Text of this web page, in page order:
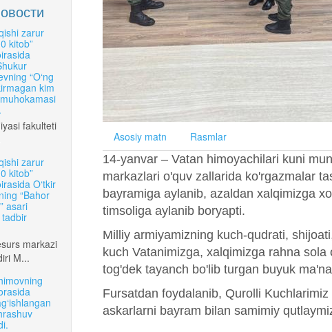
Asosiy matn
Rasmlar
14-yanvar – Vatan himoyachilari kuni
markazlari o'quv zallarida ko'rgazmalar
bayramiga aylanib, azaldan xalqimizga
timsoliga aylanib boryapti.
Milliy armiyamizning kuch-qudrati,
kuch Vatanimizga, xalqimizga rahna
tog'dek tayanch bo'lib turgan buyuk
Fursatdan foydalanib, Qurolli
askarlarni bayram bilan samimiy
zarur
kitob”
“O‘ng
kim
fakulteti
zarur
kitob”
O‘tkir
“Bahor
asari
markazi
M...